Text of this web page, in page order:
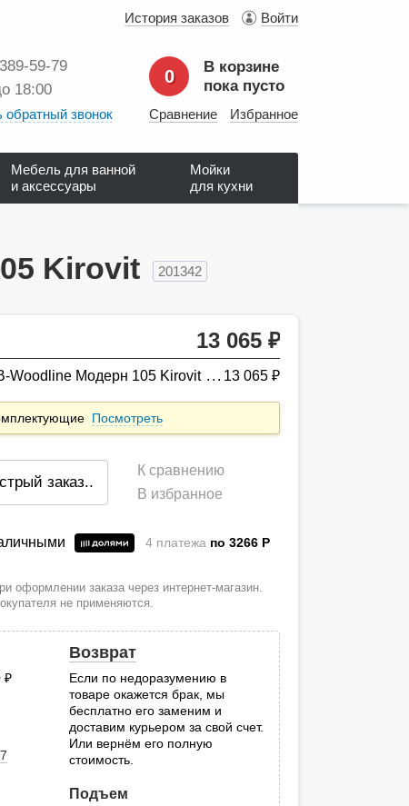
История заказов Войти
18:00
обратный звонок
0
В корзине
пока пусто
Сравнение Избранное
Мебель для ванной
и аксессуары
Мойки
для кухни
Kirovit 201342
13 065
Woodline Модерн 105 Kirovit 13 065
Посмотреть
заказ..
К сравнению
В избранное
4 платежа по 3266 P
оформлении заказа через интернет-магазин.
не применяются.
Возврат
Если по недоразумению в
товаре окажется брак, мы
бесплатно его заменим и
доставим курьером за свой счет.
Или вернём его полную
стоимость.
Подъем